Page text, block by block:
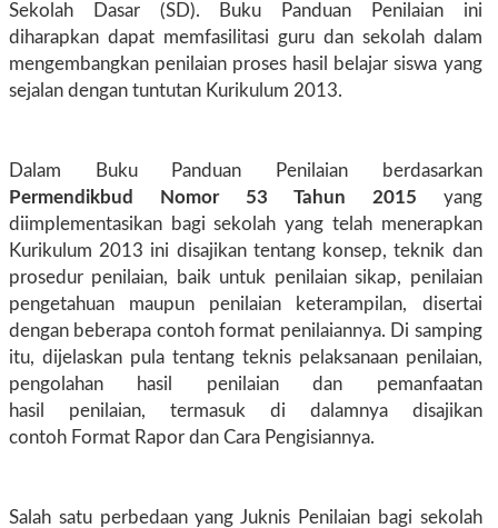
Sekolah Dasar (SD). Buku Panduan Penilaian ini
diharapkan dapat memfasilitasi guru dan sekolah dalam
mengembangkan penilaian proses hasil belajar siswa yang
sejalan dengan tuntutan Kurikulum 2013.
Dalam Buku Panduan Penilaian berdasarkan
Permendikbud Nomor 53 Tahun 2015 yang
diimplementasikan bagi sekolah yang telah menerapkan
Kurikulum 2013 ini disajikan tentang konsep, teknik dan
prosedur penilaian, baik untuk penilaian sikap, penilaian
pengetahuan maupun penilaian keterampilan, disertai
dengan beberapa contoh format penilaiannya. Di samping
itu, dijelaskan pula tentang teknis pelaksanaan penilaian,
pengolahan hasil penilaian dan pemanfaatan
hasil penilaian, termasuk di dalamnya disajikan
contoh Format Rapor dan Cara Pengisiannya.
Salah satu perbedaan yang Juknis Penilaian bagi sekolah